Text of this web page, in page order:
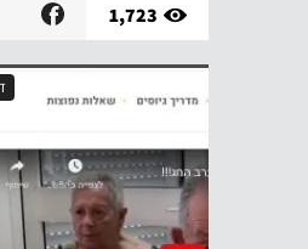
1,723